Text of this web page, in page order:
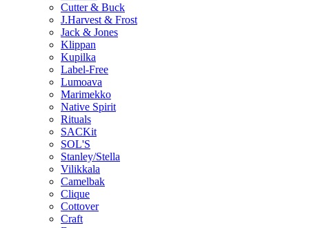
Cutter & Buck
J.Harvest & Frost
Jack & Jones
Klippan
Kupilka
Label-Free
Lumoava
Marimekko
Native Spirit
Rituals
SACKit
SOL'S
Stanley/Stella
Vilikkala
Camelbak
Clique
Cottover
Craft